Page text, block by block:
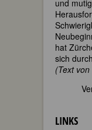
und
hat
sich
(Text
LINKS